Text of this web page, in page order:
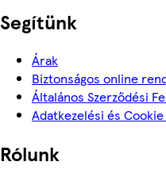
Segítünk
Árak
Biztonságos online
Általános Szerződési
Adatkezelési és
Rólunk